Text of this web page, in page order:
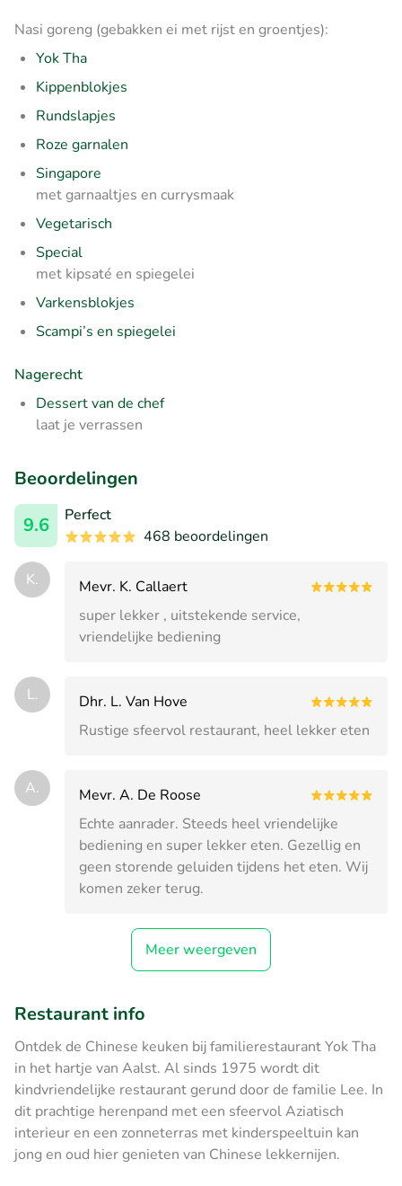
Nasi goreng (gebakken ei met rijst en groentjes):
Yok Tha
Kippenblokjes
Rundslapjes
Roze garnalen
Singapore
met garnaaltjes en currysmaak
Vegetarisch
Special
met kipsaté en spiegelei
Varkensblokjes
Scampi’s en spiegelei
Nagerecht
Dessert van de chef
laat je verrassen
Beoordelingen
9.6
Perfect
468 beoordelingen
K.
Mevr. K. Callaert
super lekker , uitstekende service,
vriendelijke bediening
L.
Dhr. L. Van Hove
Rustige sfeervol restaurant, heel lekker eten
A.
Mevr. A. De Roose
Echte aanrader. Steeds heel vriendelijke
bediening en super lekker eten. Gezellig en
geen storende geluiden tijdens het eten. Wij
komen zeker terug.
Meer weergeven
Restaurant info
Ontdek de Chinese keuken bij familierestaurant Yok Tha
in het hartje van Aalst. Al sinds 1975 wordt dit
kindvriendelijke restaurant gerund door de familie Lee. In
dit prachtige herenpand met een sfeervol Aziatisch
interieur en een zonneterras met kinderspeeltuin kan
jong en oud hier genieten van Chinese lekkernijen.